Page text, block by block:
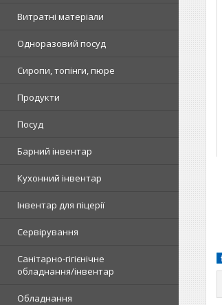
Витратні матеріали
Одноразовий посуд
Сиропи, топінги, пюре
Продукти
Посуд
Барний інвентар
Кухонний інвентар
Інвентар для піцерії
Сервірування
Санітарно-гігієнічне
обладнання/інвентар
Обладнання